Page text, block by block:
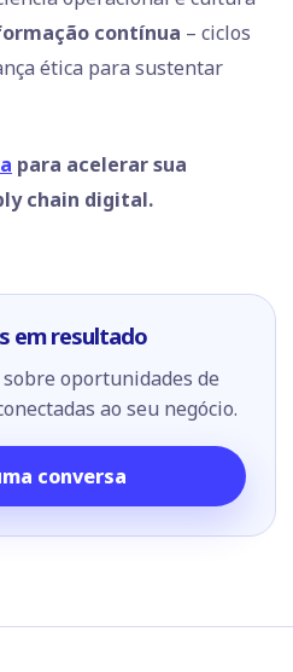
contínua – ciclos
ética para sustentar
para acelerar sua
chain digital.
em resultado
oportunidades de
ao seu negócio.
conversa